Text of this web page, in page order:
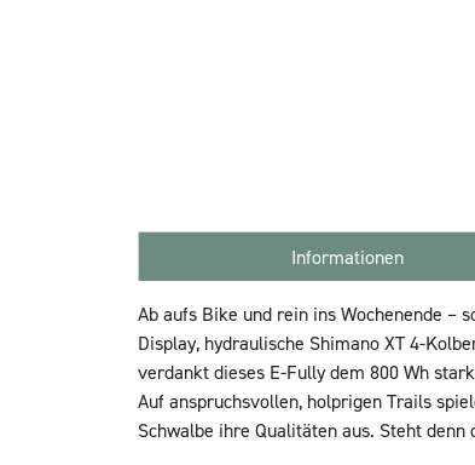
Informationen
Ab aufs Bike und rein ins Wochenende –
Display, hydraulische Shimano XT 4-
verdankt dieses E-Fully dem 800 Wh
Auf anspruchsvollen, holprigen Trails
Schwalbe ihre Qualitäten aus. Steht